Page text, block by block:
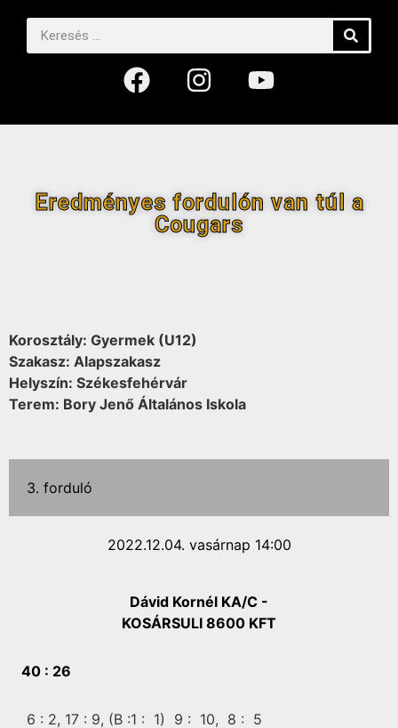
Eredményes fordulón van túl a
Cougars
Korosztály: Gyermek (U12)
Szakasz: Alapszakasz
Helyszín: Székesfehérvár
Terem: Bory Jenő Általános Iskola
3. forduló
2022.12.04. vasárnap 14:00
Dávid Kornél KA/C -
KOSÁRSULI 8600 KFT
40 : 26
6 : 2, 17 : 9, (B :1 : 1) 9 : 10, 8 : 5